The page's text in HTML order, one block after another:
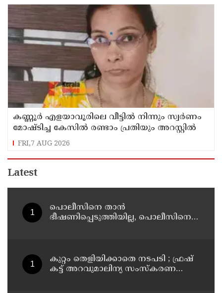
കണ്ണൂർ എളയാവൂരിലെ വീട്ടിൽ നിന്നും സ്വർണം
മോഷ്ടിച്ച കേസിൽ രണ്ടാം പ്രതിയും അറസ്റ്റിൽ
FRI,7 AUG 2026
Latest
പൊലീസിനെ താന്‍
ഭീഷണിപ്പെടുത്തിയില്ല, പൊലീസിനെ
അര്‍ജുന്‍ ആയങ്കി
കുറ്റം തെളിയിക്കാതെ നടപടി ; ഫ്രഷ്
കട്ട് അറവുമാലിന്യ സംസ്‌കരണ